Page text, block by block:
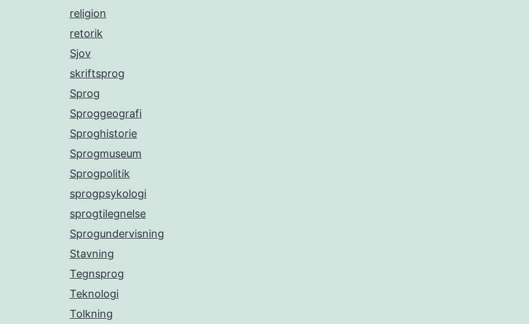
religion
retorik
Sjov
skriftsprog
Sprog
Sproggeografi
Sproghistorie
Sprogmuseum
Sprogpolitik
sprogpsykologi
sprogtilegnelse
Sprogundervisning
Stavning
Tegnsprog
Teknologi
Tolkning